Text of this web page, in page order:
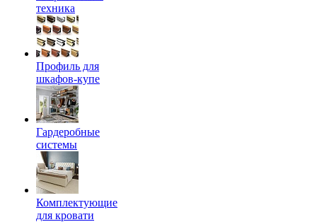
техника
Профиль для
шкафов-купе
Гардеробные
системы
Комплектующие
для кровати